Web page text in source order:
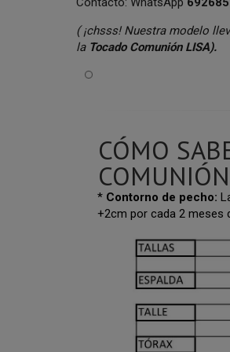
( ¡chsss! Nuestra modelo
laTocado Comunión LISA).
CÓMO
* Contorno de pecho:
+2cm por cada 2 meses